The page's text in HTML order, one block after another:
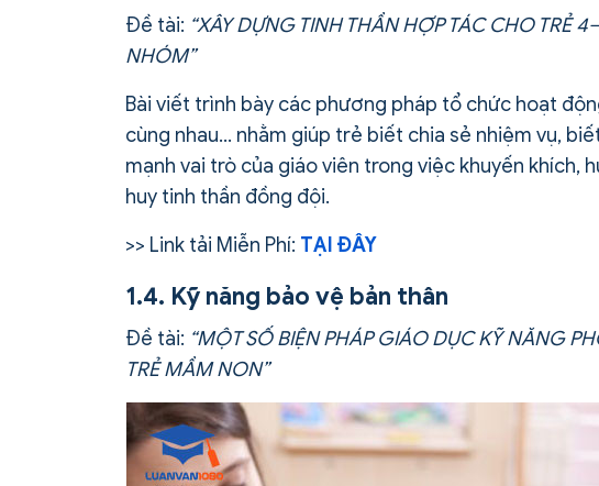
Đề tài: “XÂY DỰNG TINH THẦN HỢP TÁC CHO
NHÓM”
Bài viết trình bày các phương pháp tổ chức hoạt
cùng nhau… nhằm giúp trẻ biết chia sẻ nhiệm vụ,
mạnh vai trò của giáo viên trong việc khuyến khích,
huy tinh thần đồng đội.
>> Link tải Miễn Phí: TẠI ĐÂY
1.4. Kỹ năng bảo vệ bản thân
Đề tài: “MỘT SỐ BIỆN PHÁP GIÁO DỤC KỸ NĂNG
TRẺ MẦM NON”